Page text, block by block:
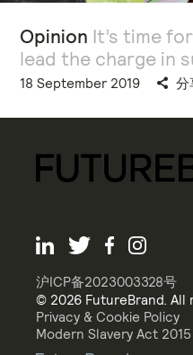
Opinion It’s time
lead the charge in
18 September 2019 分
沪ICP备2023003328号
© 2026 FutureBrand. All
Privacy & Cookie Policy
Modern Slavery Act